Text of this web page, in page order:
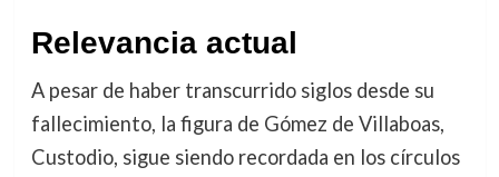
Relevancia actual
A pesar de haber transcurrido siglos desde su
fallecimiento, la figura de Gómez de Villaboas,
Custodio, sigue siendo recordada en los círculos